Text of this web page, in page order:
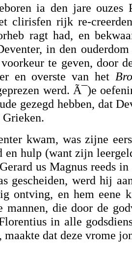
ia den jare
clirisfen rijk re-
ragt had, en
in den
te geven, door
en overste van het
werd. Ã¯)e
gezegd hebben, dat
kwam, was zijne
en hulp (want zijn
us Magnus reeds
gescheiden, werd hij
ontving, en hem eene
mannen, die door de
in alle
maakte dat deze vrome